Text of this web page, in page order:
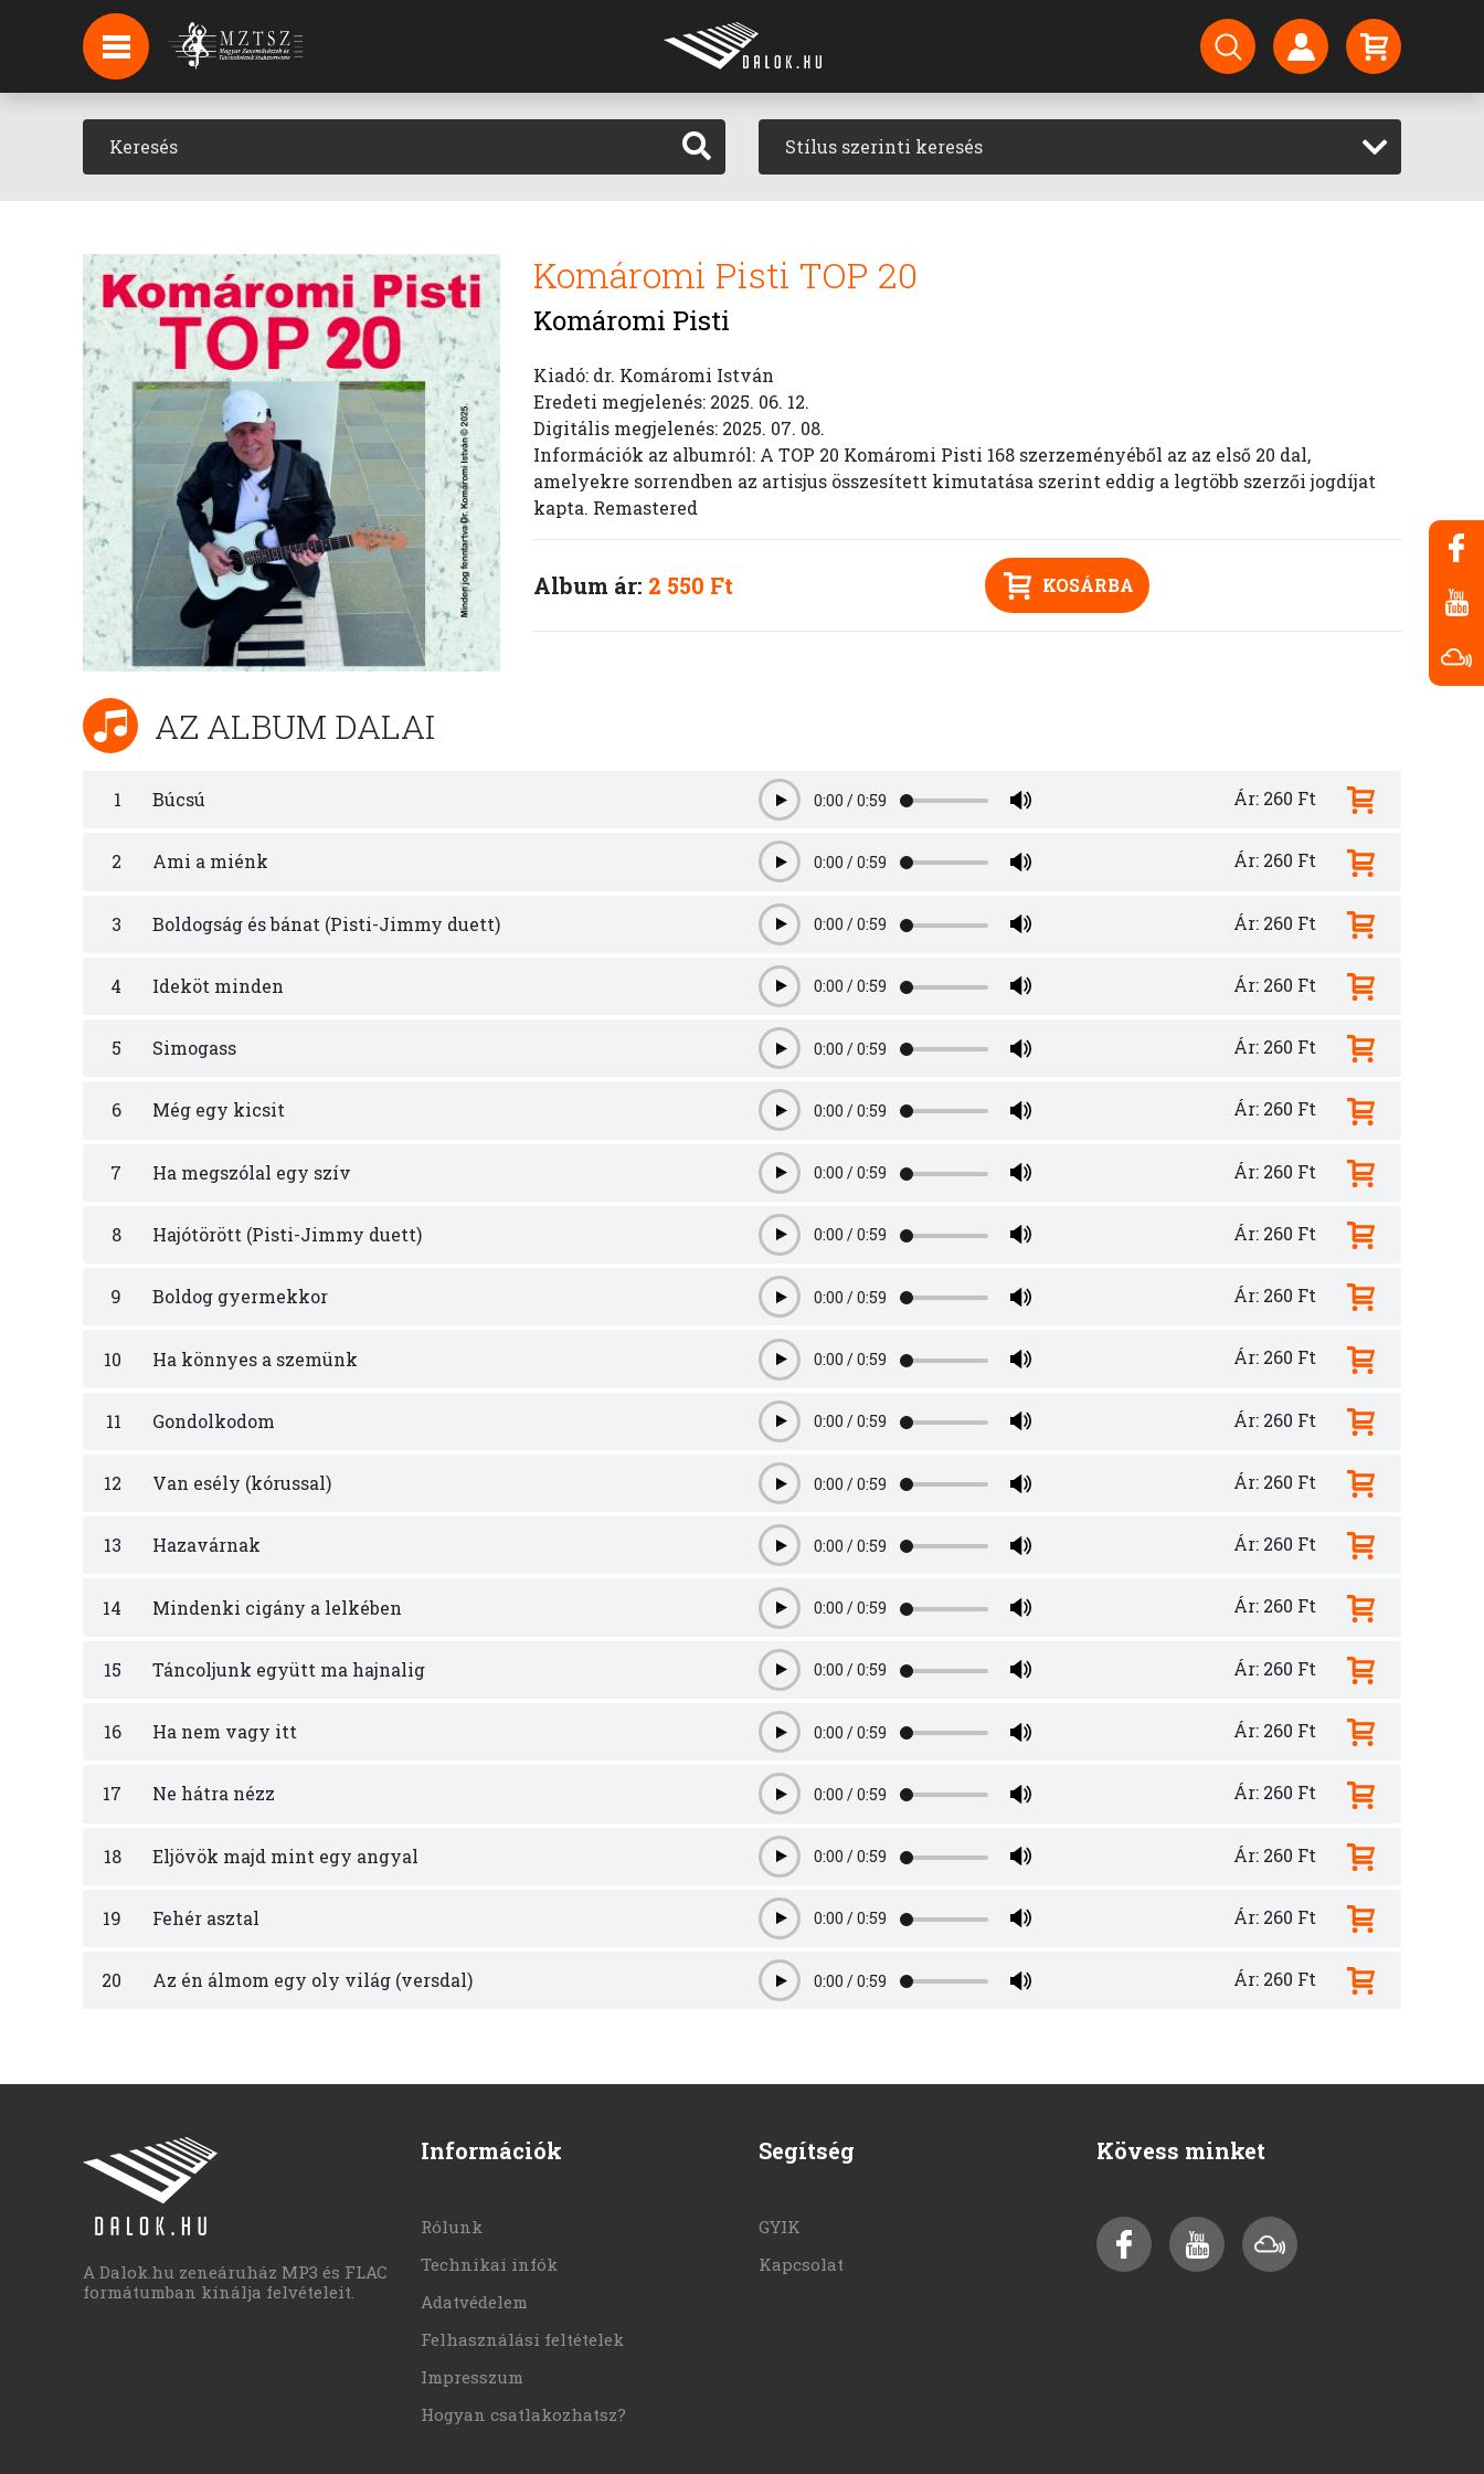
HÍREK
HÍRLEVÉL FELIRATKOZÁS
PODCAST Stílus szerinti keresés
Komáromi Pisti TOP 20
Komáromi Pisti
Kiadó: dr. Komáromi István
Eredeti megjelenés: 2025. 06. 12.
Digitális megjelenés: 2025. 07. 08.
Információk az albumról: A TOP 20 Komáromi Pisti 168 szerzeményéből az az első 20 dal,
amelyekre sorrendben az artisjus összesített kimutatása szerint eddig a legtöbb szerzői jogdíjat
kapta. Remastered
Album ár: 2 550 Ft KOSÁRBA
AZ ALBUM DALAI
1 Búcsú Play0:00 /0:59 Ár: 260 Ft
2 Ami a miénk Play0:00 /0:59 Ár: 260 Ft
3 Boldogság és bánat (Pisti-Jimmy duett) Play0:00 /0:59 Ár: 260 Ft
4 Ideköt minden Play0:00 /0:59 Ár: 260 Ft
5 Simogass Play0:00 /0:59 Ár: 260 Ft
6 Még egy kicsit Play0:00 /0:59 Ár: 260 Ft
7 Ha megszólal egy szív Play0:00 /0:59 Ár: 260 Ft
8 Hajótörött (Pisti-Jimmy duett) Play0:00 /0:59 Ár: 260 Ft
9 Boldog gyermekkor Play0:00 /0:59 Ár: 260 Ft
10 Ha könnyes a szemünk Play0:00 /0:59 Ár: 260 Ft
11 Gondolkodom Play0:00 /0:59 Ár: 260 Ft
12 Van esély (kórussal) Play0:00 /0:59 Ár: 260 Ft
13 Hazavárnak Play0:00 /0:59 Ár: 260 Ft
14 Mindenki cigány a lelkében Play0:00 /0:59 Ár: 260 Ft
15 Táncoljunk együtt ma hajnalig Play0:00 /0:59 Ár: 260 Ft
16 Ha nem vagy itt Play0:00 /0:59 Ár: 260 Ft
17 Ne hátra nézz Play0:00 /0:59 Ár: 260 Ft
18 Eljövök majd mint egy angyal Play0:00 /0:59 Ár: 260 Ft
19 Fehér asztal Play0:00 /0:59 Ár: 260 Ft
20 Az én álmom egy oly világ (versdal) Play0:00 /0:59 Ár: 260 Ft
A Dalok.hu zeneáruház MP3 és FLAC
formátumban kínálja felvételeit.
Információk
Rólunk
Technikai infók
Adatvédelem
Felhasználási feltételek
Impresszum
Hogyan csatlakozhatsz?
Segítség
GYIK
Kapcsolat
Kövess minket